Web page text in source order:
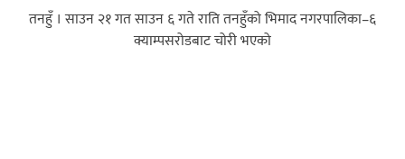
तनहुँ । साउन २१ गत साउन ६ गते राति तनहुँको भिमाद नगरपालिका–६
क्याम्पसरोडबाट चोरी भएको